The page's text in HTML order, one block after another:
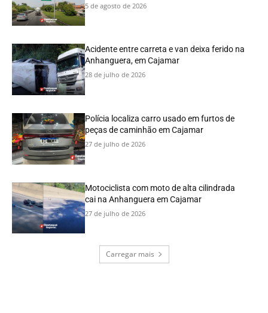
5 de agosto de 2026
Acidente entre carreta e van deixa ferido na
Anhanguera, em Cajamar
28 de julho de 2026
Polícia localiza carro usado em furtos de
peças de caminhão em Cajamar
27 de julho de 2026
Motociclista com moto de alta cilindrada
cai na Anhanguera em Cajamar
27 de julho de 2026
Carregar mais